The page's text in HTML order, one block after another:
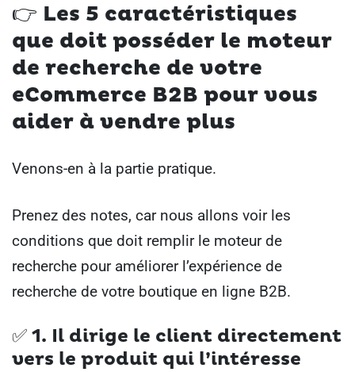
👉 Les 5 caractéristiques
que doit posséder le moteur
de recherche de votre
eCommerce B2B pour vous
aider à vendre plus
Venons-en à la partie pratique.
Prenez des notes, car nous allons voir les
conditions que doit remplir le moteur de
recherche pour améliorer l’expérience de
recherche de votre boutique en ligne B2B.
✅ 1. Il dirige le client directement
vers le produit qui l’intéresse